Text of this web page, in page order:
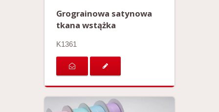
Grograinowa satynowa
tkana wstążka
K1361